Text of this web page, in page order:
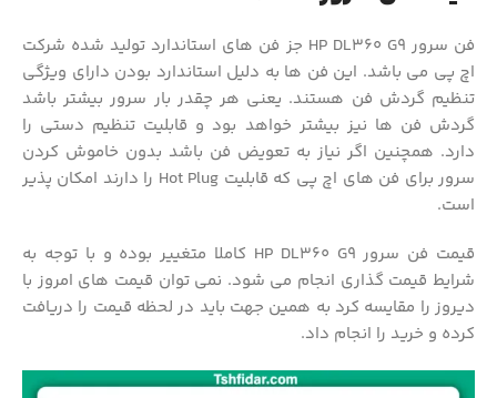
فن سرور HP DL360 G9 جز فن های استاندارد تولید شده شرکت
اچ پی می باشد. این فن ها به دلیل استاندارد بودن دارای ویژگی
تنظیم گردش فن هستند. یعنی هر چقدر بار سرور بیشتر باشد
گردش فن ها نیز بیشتر خواهد بود و قابلیت تنظیم دستی را
دارد. همچنین اگر نیاز به تعویض فن باشد بدون خاموش کردن
سرور برای فن های اچ پی که قابلیت Hot Plug را دارند امکان پذیر
است.
قیمت فن سرور HP DL360 G9 کاملا متغییر بوده و با توجه به
شرایط قیمت گذاری انجام می شود. نمی توان قیمت های امروز با
دیروز را مقایسه کرد به همین جهت باید در لحظه قیمت را دریافت
کرده و خرید را انجام داد.